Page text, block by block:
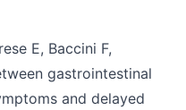
E, Baccini F,
gastrointestinal
and delayed